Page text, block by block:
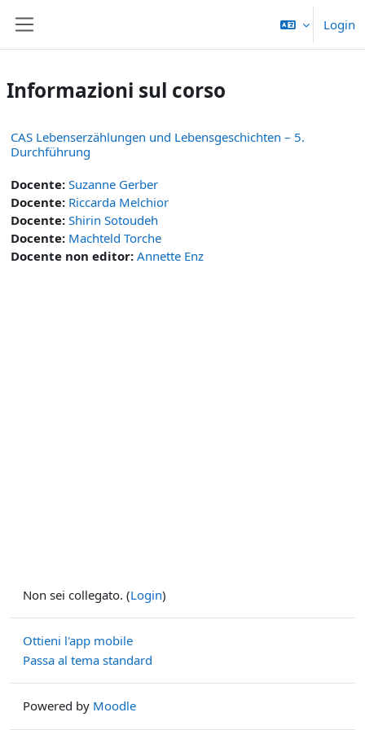
Login
Informazioni sul corso
CAS Lebenserzählungen und Lebensgeschichten – 5.
Durchführung
Docente: Suzanne Gerber
Docente: Riccarda Melchior
Docente: Shirin Sotoudeh
Docente: Machteld Torche
Docente non editor: Annette Enz
Non sei collegato. (Login)
Ottieni l'app mobile
Passa al tema standard
Powered by Moodle